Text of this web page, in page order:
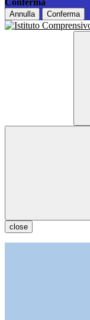
Conferma
Annulla Conferma
close